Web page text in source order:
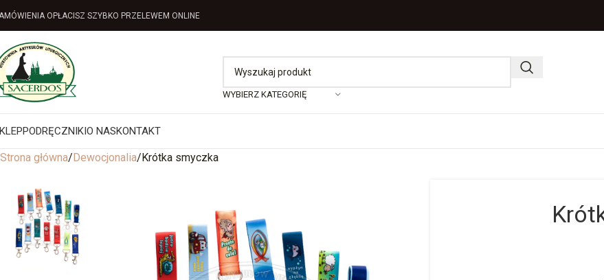
OPŁACISZ SZYBKO PRZELEWEM ONLINE
WYBIERZ KATEGORIĘ
PODRĘCZNIKIO NASKONTAKT
Strona główna Dewocjonalia Krótka smyczka